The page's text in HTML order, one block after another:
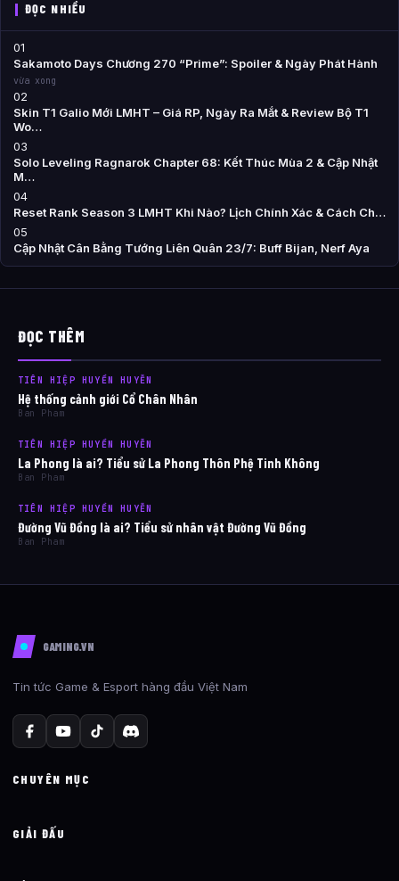
ĐỌC NHIỀU
01
Sakamoto Days Chương 270 “Prime”: Spoiler & Ngày Phát Hành
vừa xong
02
Skin T1 Galio Mới LMHT – Giá RP, Ngày Ra Mắt & Review Bộ T1
Wo…
03
Solo Leveling Ragnarok Chapter 68: Kết Thúc Mùa 2 & Cập Nhật
M…
04
Reset Rank Season 3 LMHT Khi Nào? Lịch Chính Xác & Cách Ch…
05
Cập Nhật Cân Bằng Tướng Liên Quân 23/7: Buff Bijan, Nerf Aya
ĐỌC THÊM
TIÊN HIỆP HUYỀN HUYỄN
Hệ thống cảnh giới Cổ Chân Nhân
Ban Pham
TIÊN HIỆP HUYỀN HUYỄN
La Phong là ai? Tiểu sử La Phong Thôn Phệ Tinh Không
Ban Pham
TIÊN HIỆP HUYỀN HUYỄN
Đường Vũ Đồng là ai? Tiểu sử nhân vật Đường Vũ Đồng
Ban Pham
GAMING.VN
Tin tức Game & Esport hàng đầu Việt Nam
CHUYÊN MỤC
GIẢI ĐẤU